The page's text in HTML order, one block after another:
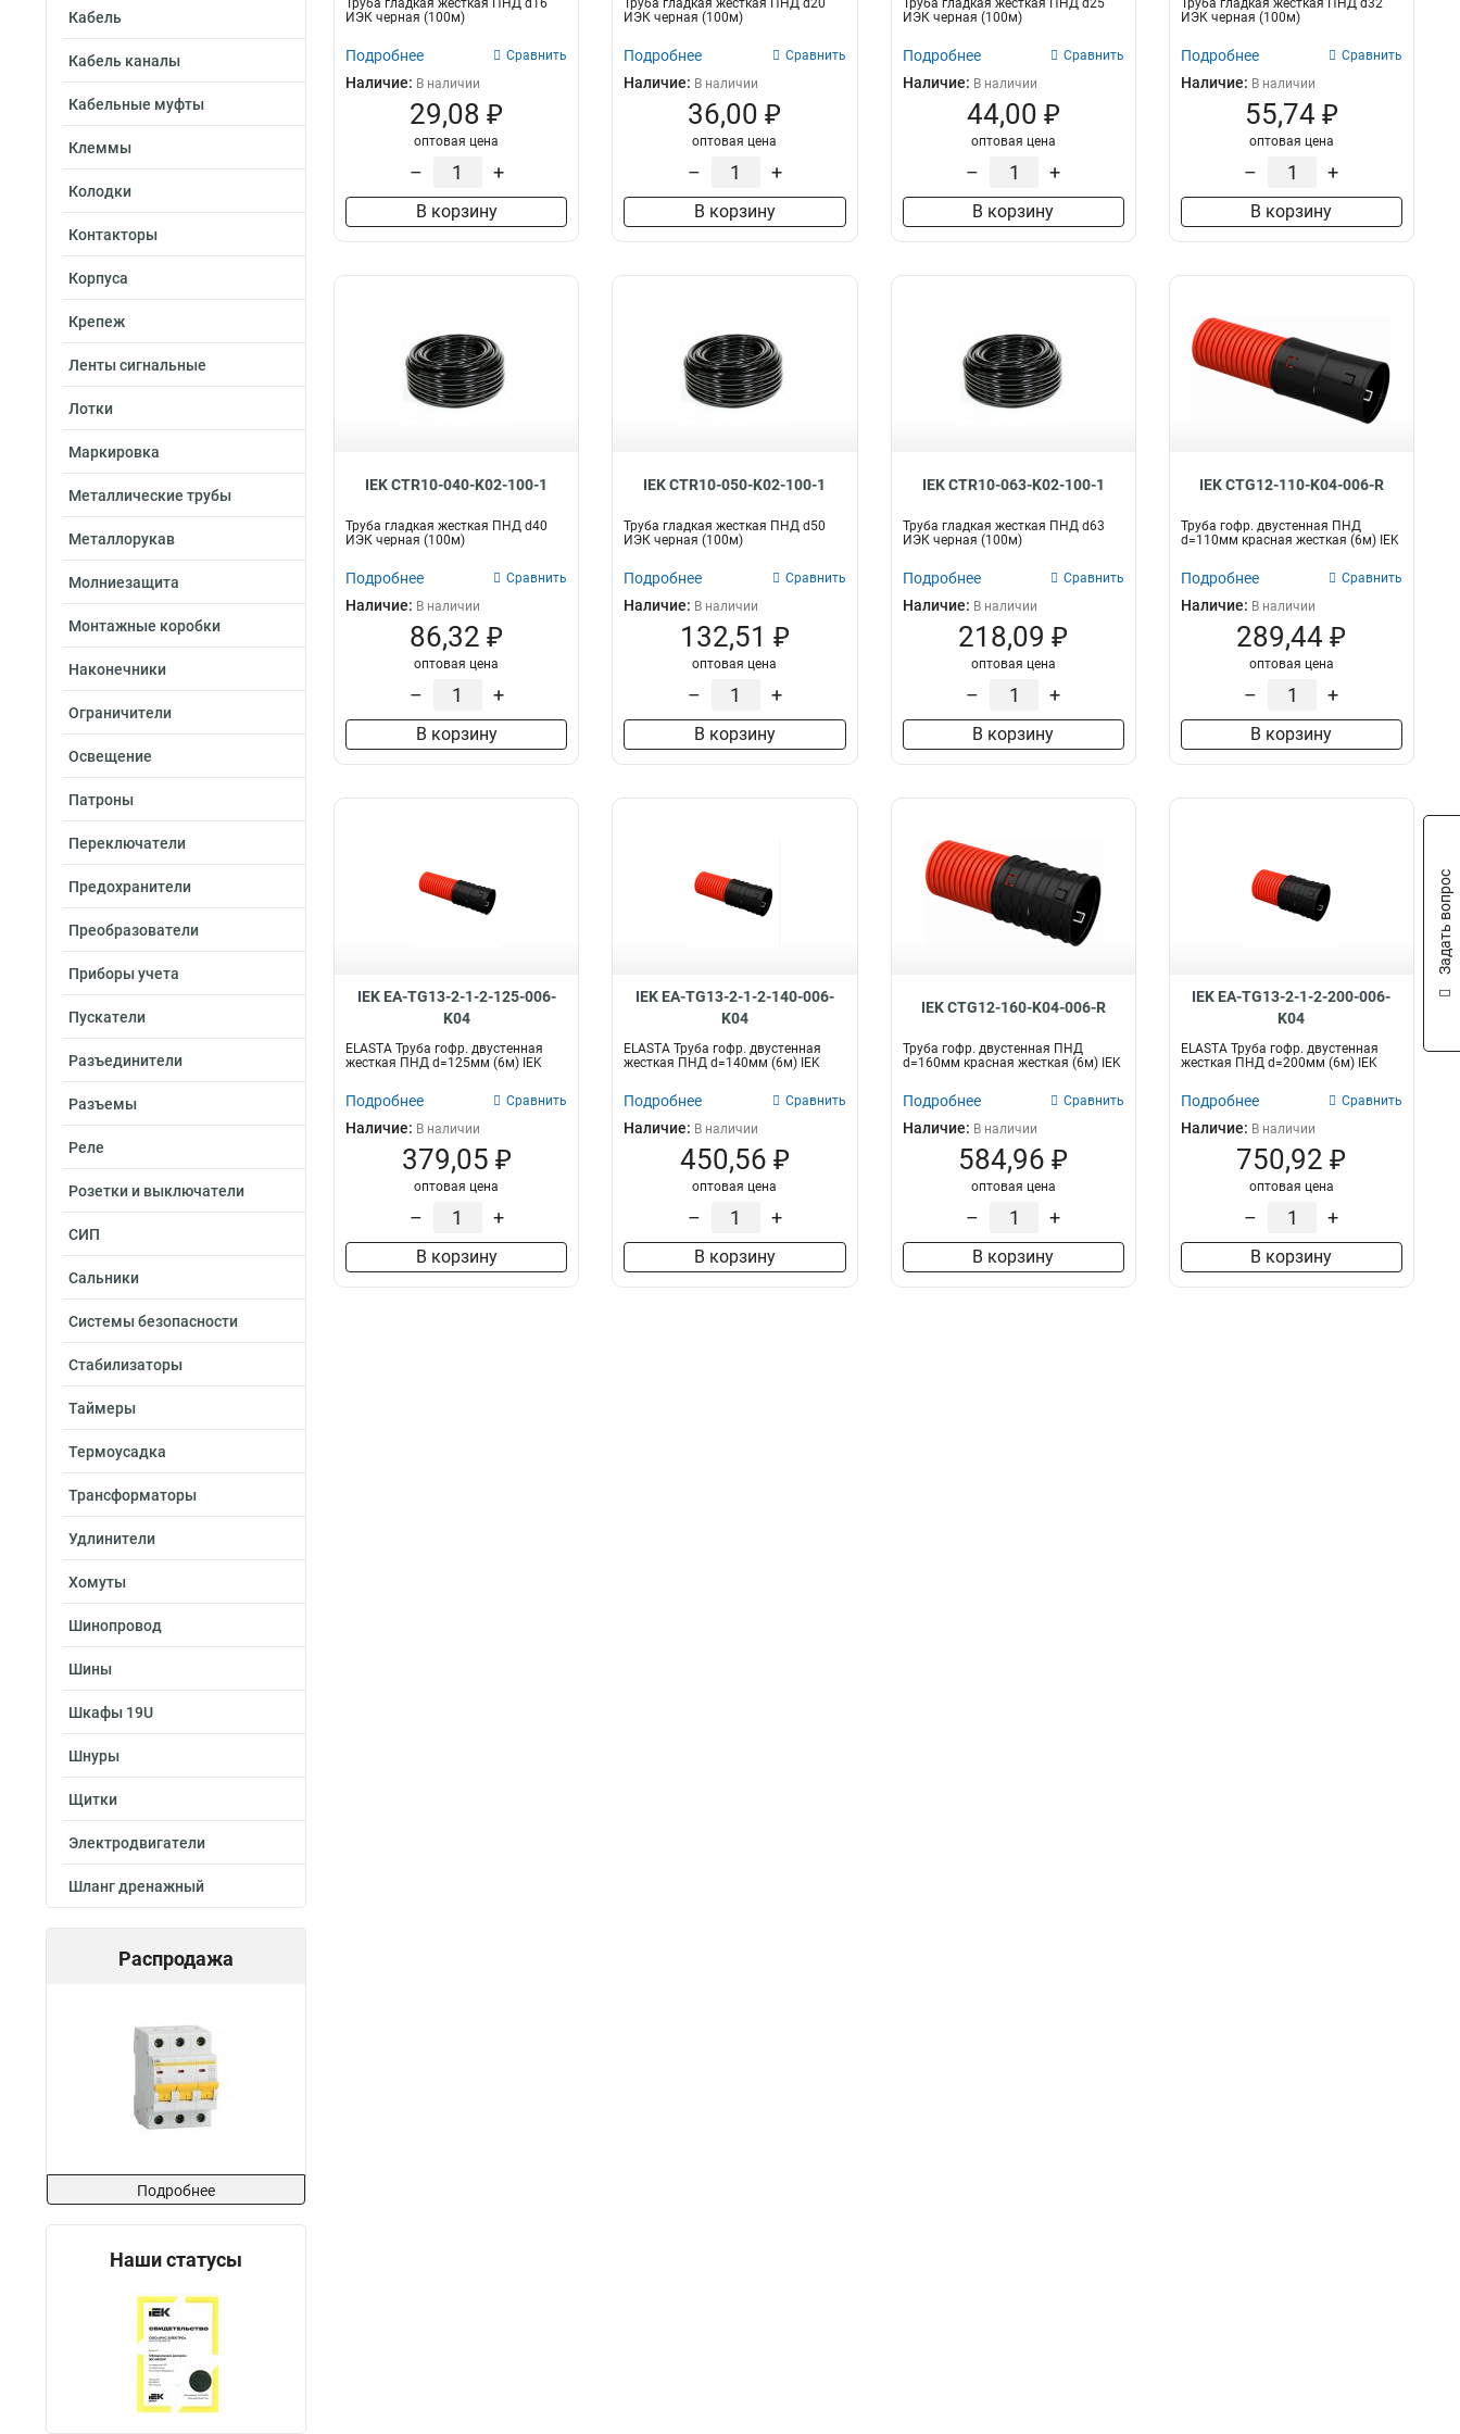
Кабель
Кабель каналы
Кабельные муфты
Клеммы
Колодки
Контакторы
Корпуса
Крепеж
Ленты сигнальные
Лотки
Маркировка
Металлические трубы
Металлорукав
Молниезащита
Монтажные коробки
Наконечники
Ограничители
Освещение
Патроны
Переключатели
Предохранители
Преобразователи
Приборы учета
Пускатели
Разъединители
Разъемы
Реле
Розетки и выключатели
СИП
Сальники
Системы безопасности
Стабилизаторы
Таймеры
Термоусадка
Трансформаторы
Удлинители
Хомуты
Шинопровод
Шины
Шкафы 19U
Шнуры
Щитки
Электродвигатели
Шланг дренажный
Распродажа
Подробнее
Наши статусы
Труба гладкая жесткая ПНД d16
ИЭК черная (100м)
Подробнее Сравнить
Наличие: В наличии
29,08 ₽
оптовая цена
– +
В корзину
Труба гладкая жесткая ПНД d20
ИЭК черная (100м)
Подробнее Сравнить
Наличие: В наличии
36,00 ₽
оптовая цена
– +
В корзину
Труба гладкая жесткая ПНД d25
ИЭК черная (100м)
Подробнее Сравнить
Наличие: В наличии
44,00 ₽
оптовая цена
– +
В корзину
Труба гладкая жесткая ПНД d32
ИЭК черная (100м)
Подробнее Сравнить
Наличие: В наличии
55,74 ₽
оптовая цена
– +
В корзину
IEK CTR10-040-K02-100-1
Труба гладкая жесткая ПНД d40
ИЭК черная (100м)
Подробнее Сравнить
Наличие: В наличии
86,32 ₽
оптовая цена
– +
В корзину
IEK CTR10-050-K02-100-1
Труба гладкая жесткая ПНД d50
ИЭК черная (100м)
Подробнее Сравнить
Наличие: В наличии
132,51 ₽
оптовая цена
– +
В корзину
IEK CTR10-063-K02-100-1
Труба гладкая жесткая ПНД d63
ИЭК черная (100м)
Подробнее Сравнить
Наличие: В наличии
218,09 ₽
оптовая цена
– +
В корзину
IEK CTG12-110-K04-006-R
Труба гофр. двустенная ПНД
d=110мм красная жесткая (6м) IEK
Подробнее Сравнить
Наличие: В наличии
289,44 ₽
оптовая цена
– +
В корзину
IEK EA-TG13-2-1-2-125-006-
K04
ELASTA Труба гофр. двустенная
жесткая ПНД d=125мм (6м) IEK
Подробнее Сравнить
Наличие: В наличии
379,05 ₽
оптовая цена
– +
В корзину
IEK EA-TG13-2-1-2-140-006-
K04
ELASTA Труба гофр. двустенная
жесткая ПНД d=140мм (6м) IEK
Подробнее Сравнить
Наличие: В наличии
450,56 ₽
оптовая цена
– +
В корзину
IEK CTG12-160-K04-006-R
Труба гофр. двустенная ПНД
d=160мм красная жесткая (6м) IEK
Подробнее Сравнить
Наличие: В наличии
584,96 ₽
оптовая цена
– +
В корзину
IEK EA-TG13-2-1-2-200-006-
K04
ELASTA Труба гофр. двустенная
жесткая ПНД d=200мм (6м) IEK
Подробнее Сравнить
Наличие: В наличии
750,92 ₽
оптовая цена
– +
В корзину
Задать вопрос